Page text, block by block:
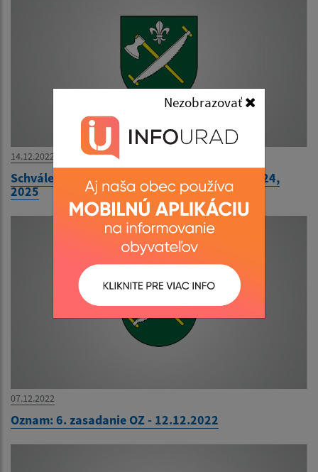
14.12.2022
Schválený rozpočet na rok 2023, návrh na 2024,
2025
07.12.2022
Oznam: 6. zasadanie OZ - 12.12.2022
Nezobrazovať